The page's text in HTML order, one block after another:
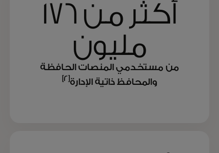
أكثر من 176
مليون
من مستخدمي المنصات الحافظة
والمحافظ ذاتية الإدارة